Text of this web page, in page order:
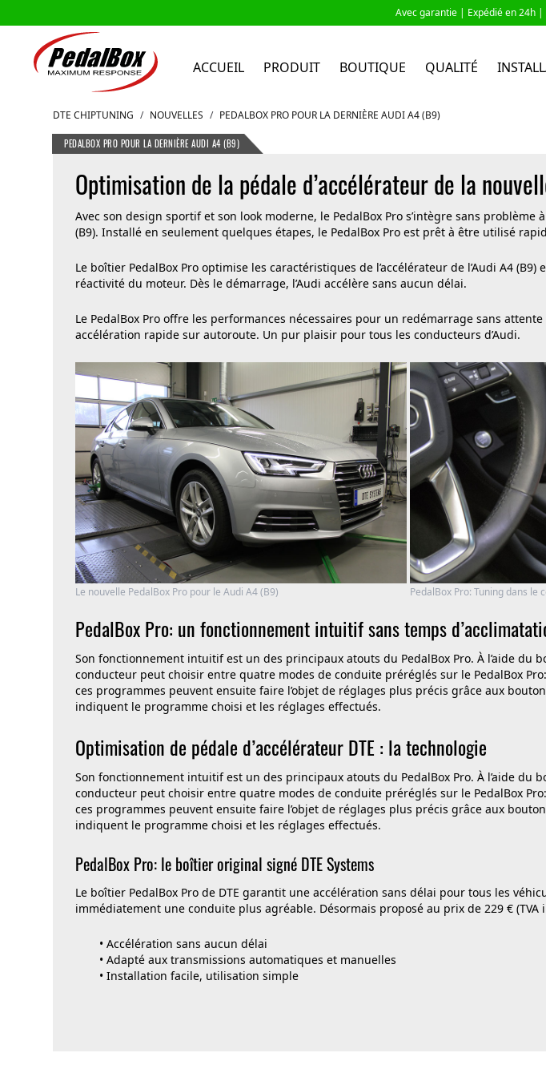
Avec garantie | Expédié en 24h |
ACCUEIL PRODUIT BOUTIQUE QUALITÉ
Aller au contenu
DTE CHIPTUNING / NOUVELLES / PEDALBOX PRO POUR LA DERNIÈRE AUDI A4 (B9)
PEDALBOX PRO POUR LA DERNIÈRE AUDI A4 (B9)
Optimisation de la pédale d’accélérateur de la
Avec son design sportif et son look moderne, le PedalBox Pro s’intègre sans problème
(B9). Installé en seulement quelques étapes, le PedalBox Pro est prêt à être utilisé
Le boîtier PedalBox Pro optimise les caractéristiques de l’accélérateur de l’Audi A4
réactivité du moteur. Dès le démarrage, l’Audi accélère sans aucun délai.
Le PedalBox Pro offre les performances nécessaires pour un redémarrage sans
accélération rapide sur autoroute. Un pur plaisir pour tous les conducteurs d’Audi.
Le nouvelle PedalBox Pro pour le Audi A4 (B9) PedalBox Pro: Tuning dans le
PedalBox Pro: un fonctionnement intuitif sans temps
Son fonctionnement intuitif est un des principaux atouts du PedalBox Pro. À l’aide du
conducteur peut choisir entre quatre modes de conduite préréglés sur le PedalBox
ces programmes peuvent ensuite faire l’objet de réglages plus précis grâce aux
indiquent le programme choisi et les réglages effectués.
Optimisation de pédale d’accélérateur DTE : la technologie
Son fonctionnement intuitif est un des principaux atouts du PedalBox Pro. À l’aide du
conducteur peut choisir entre quatre modes de conduite préréglés sur le PedalBox
ces programmes peuvent ensuite faire l’objet de réglages plus précis grâce aux
indiquent le programme choisi et les réglages effectués.
PedalBox Pro: le boîtier original signé DTE Systems
Le boîtier PedalBox Pro de DTE garantit une accélération sans délai pour tous les
immédiatement une conduite plus agréable. Désormais proposé au prix de 229 €
• Accélération sans aucun délai
• Adapté aux transmissions automatiques et manuelles
• Installation facile, utilisation simple